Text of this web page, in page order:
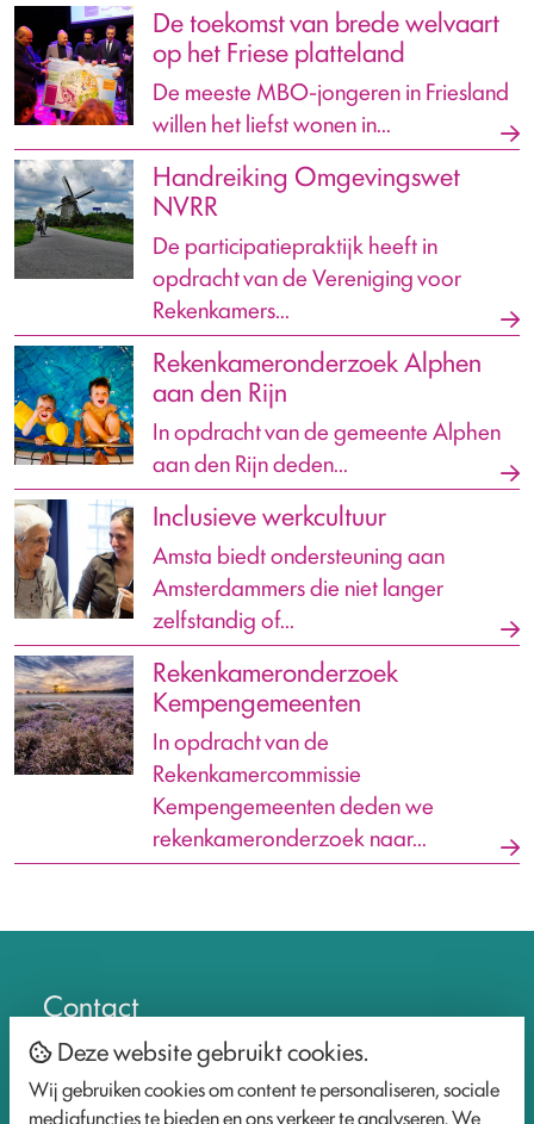
De toekomst van brede welvaart
op het Friese platteland
De meeste MBO-jongeren in Friesland
willen het liefst wonen in...
Handreiking Omgevingswet
NVRR
De participatiepraktijk heeft in
opdracht van de Vereniging voor
Rekenkamers...
Rekenkameronderzoek Alphen
aan den Rijn
In opdracht van de gemeente Alphen
aan den Rijn deden...
Inclusieve werkcultuur
Amsta biedt ondersteuning aan
Amsterdammers die niet langer
zelfstandig of...
Rekenkameronderzoek
Kempengemeenten
In opdracht van de
Rekenkamercommissie
Kempengemeenten deden we
rekenkameronderzoek naar...
Contact
Deze website gebruikt cookies.
Wij gebruiken cookies om content te personaliseren, sociale
mediafuncties te bieden en ons verkeer te analyseren. We